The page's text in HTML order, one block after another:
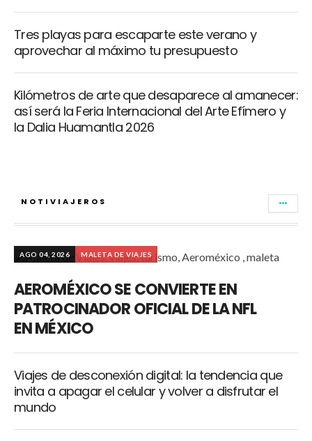
Tres playas para escaparte este verano y
aprovechar al máximo tu presupuesto
Kilómetros de arte que desaparece al amanecer:
así será la Feria Internacional del Arte Efímero y
la Dalia Huamantla 2026
NOTIVIAJEROS
AGO 04, 2026 MALETA DE VIAJES
AEROMÉXICO SE CONVIERTE EN
PATROCINADOR OFICIAL DE LA NFL
EN MÉXICO
Viajes de desconexión digital: la tendencia que
invita a apagar el celular y volver a disfrutar el
mundo